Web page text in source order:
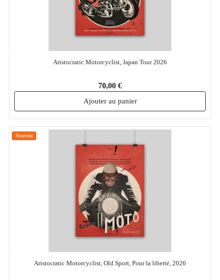
Aristocratic Motorcyclist, Japan Tour 2026
70,00 €
Ajouter au panier
Nouveau
Aristocratic Motorcyclist, Old Sport, Pour la liberté, 2026